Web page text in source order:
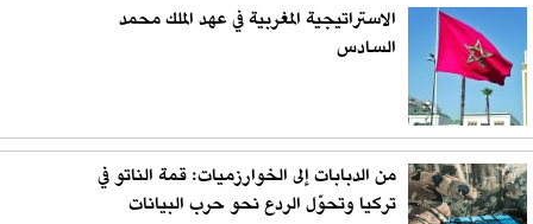
الاستراتيجية المغربية في عهد الملك محمد
السادس
من الدبابات إلى الخوارزميات: قمة الناتو في
تركيا وتحوّل الردع نحو حرب البيانات